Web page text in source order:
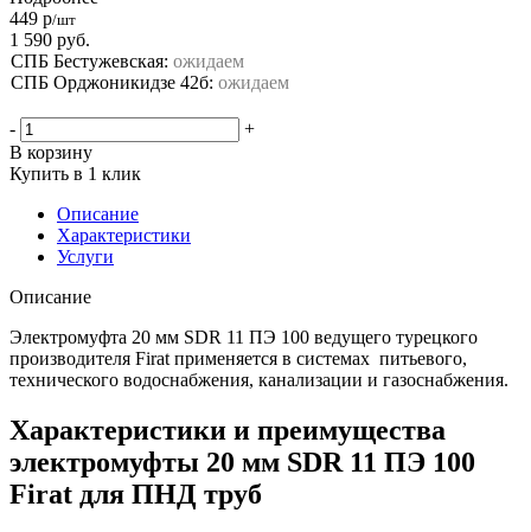
449 р/шт
1 590 руб.
СПБ Бестужевская: ожидаем
СПБ Орджоникидзе 42б: ожидаем
-
+
В корзину
Купить в 1 клик
Описание
Характеристики
Услуги
Описание
Электромуфта 20 мм SDR 11 ПЭ 100 ведущего турецкого
производителя Firat применяется в системах питьевого,
технического водоснабжения, канализации и газоснабжения.
Характеристики и преимущества
электромуфты 20 мм SDR 11 ПЭ 100
Firat для ПНД труб